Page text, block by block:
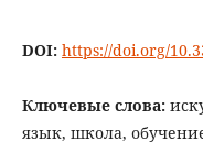
DOI: https://doi.org/
Ключевые слова:
язык, школа,